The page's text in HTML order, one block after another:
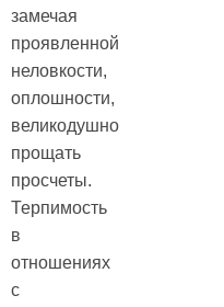
замечая
проявленной
неловкости,
оплошности,
великодушно
прощать
просчеты.
Терпимость
в
отношениях
с